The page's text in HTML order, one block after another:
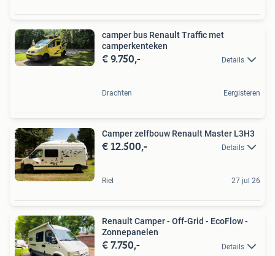
camper bus Renault Traffic met
camperkenteken
€ 9.750,- Details
Drachten Eergisteren
Camper zelfbouw Renault Master L3H3
€ 12.500,- Details
Riel 27 jul 26
Renault Camper - Off-Grid - EcoFlow -
Zonnepanelen
€ 7.750,- Details